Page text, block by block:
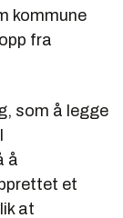
kommune
fra
som å legge
å
et
at